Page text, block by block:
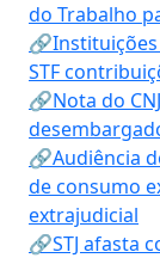
do Trabalho
STF
🔗Nota do
🔗Audiência
de consumo
extrajudicial
🔗STJ afasta